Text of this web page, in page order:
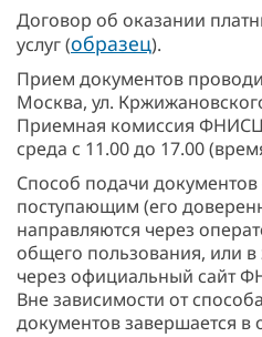
Договор об оказании
услуг (образец).
Прием документов
Москва, ул.
Приемная комиссия
среда с 11.00 до 17.00
Способ подачи
поступающим (его
направляются через
общего пользования, или
через официальный сайт
Вне зависимости от
документов завершается в